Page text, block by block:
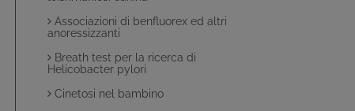
Associazioni di benfluorex ed altri
anoressizzanti
Breath test per la ricerca di
Helicobacter pylori
Cinetosi nel bambino